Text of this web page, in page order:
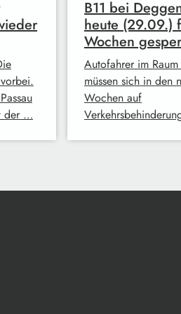
der …
B11 bei
heute (29.09.)
Wochen
Autofahrer im
müssen sich in den
Wochen auf